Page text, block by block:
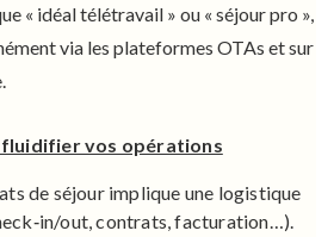
« idéal télétravail » ou « séjour pro »,
via les plateformes OTAs et sur
fluidifier vos opérations
de séjour implique une logistique
out, contrats, facturation…).